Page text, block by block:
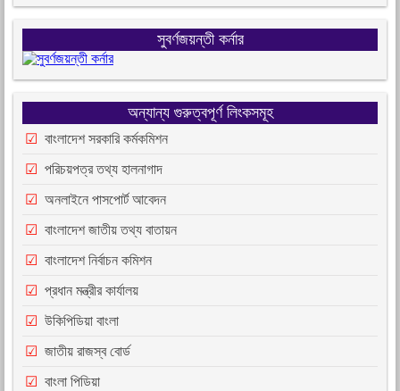
সুবর্ণজয়ন্তী কর্নার
অন্যান্য গুরুত্বপূর্ণ লিংকসমূহ
বাংলাদেশ সরকারি কর্মকমিশন
পরিচয়পত্র তথ্য হালনাগাদ
অনলাইনে পাসপোর্ট আবেদন
বাংলাদেশ জাতীয় তথ্য বাতায়ন
বাংলাদেশ নির্বাচন কমিশন
প্রধান মন্ত্রীর কার্যালয়
উকিপিডিয়া বাংলা
জাতীয় রাজস্ব বোর্ড
বাংলা পিডিয়া